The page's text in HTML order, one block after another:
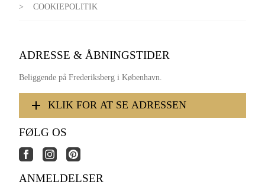
COOKIEPOLITIK
ADRESSE & ÅBNINGSTIDER
Beliggende på Frederiksberg i København.
KLIK FOR AT SE ADRESSEN
FØLG OS
ANMELDELSER